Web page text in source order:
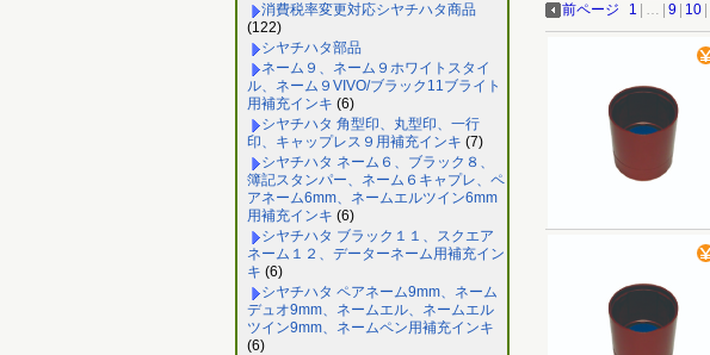
消費税率変更対応シヤチハタ商品
(122)
シヤチハタ部品
ネーム９、ネーム９ホワイトスタイ
ル、ネーム９VIVO/ブラック11ブライト
用補充インキ (6)
シヤチハタ 角型印、丸型印、一行
印、キャップレス９用補充インキ (7)
シヤチハタ ネーム６、ブラック８、
簿記スタンパー、ネーム６キャプレ、ペ
アネーム6mm、ネームエルツイン6mm
用補充インキ (6)
シヤチハタ ブラック１１、スクエア
ネーム１２、データーネーム用補充イン
キ (6)
シヤチハタ ペアネーム9mm、ネーム
デュオ9mm、ネームエル、ネームエル
ツイン9mm、ネームペン用補充インキ
(6)
前ページ 1 … 9 10